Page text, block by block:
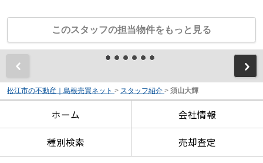
このスタッフの担当物件をもっと見る
松江市の不動産｜島根売買ネット > スタッフ紹介 > 須山大輝
ホーム 会社情報
種別検索 売却査定